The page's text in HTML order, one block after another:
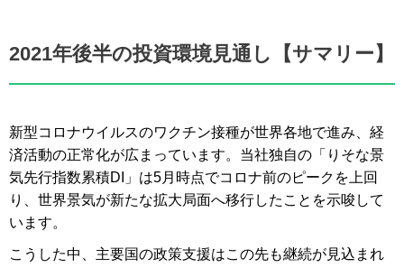
2021年後半の投資環境見通し【サマリー】
新型コロナウイルスのワクチン接種が世界各地で進み、経
済活動の正常化が広まっています。当社独自の「りそな景
気先行指数累積DI」は5月時点でコロナ前のピークを上回
り、世界景気が新たな拡大局面へ移行したことを示唆して
います。
こうした中、主要国の政策支援はこの先も継続が見込まれ